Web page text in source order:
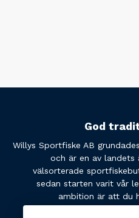
God
Willys Sportfiske AB
och är en av
välsorterade
sedan starten varit vår
ambition är att du